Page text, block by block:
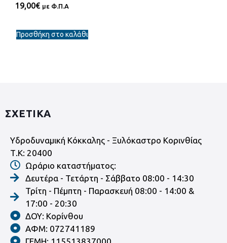
19,00€ με Φ.Π.Α
Προσθήκη στο καλάθι
ΣΧΕΤΙΚΑ
Υδροδυναμική Κόκκαλης - Ξυλόκαστρο Κορινθίας
Τ.Κ: 20400
Ωράριο καταστήματος:
Δευτέρα - Τετάρτη - Σάββατο 08:00 - 14:30
Τρίτη - Πέμπτη - Παρασκευή 08:00 - 14:00 &
17:00 - 20:30
ΔΟΥ: Κορίνθου
ΑΦΜ: 072741189